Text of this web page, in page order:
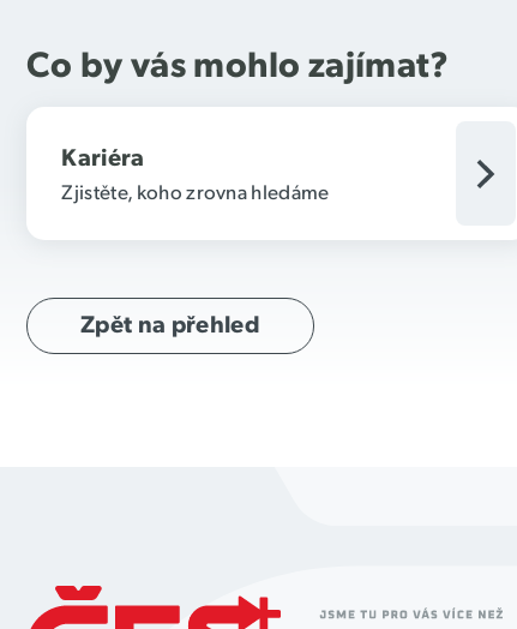
Co by vás mohlo zajímat?
Kariéra
Zjistěte, koho zrovna hledáme
Zpět na přehled